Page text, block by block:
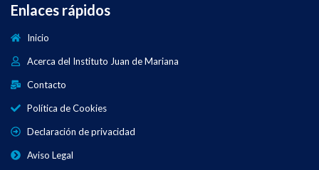
Enlaces rápidos
Inicio
Acerca del Instituto Juan de Mariana
Contacto
Política de Cookies
Declaración de privacidad
Aviso Legal